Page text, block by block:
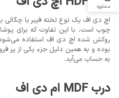
چوب است، با این تفاوت که برای
روکش شده اچ دی اف استفاده
بوده و به همین دلیل جزء یکی از پر
به حساب می‌آید.
درب MDF ام دی اف
مشاوره